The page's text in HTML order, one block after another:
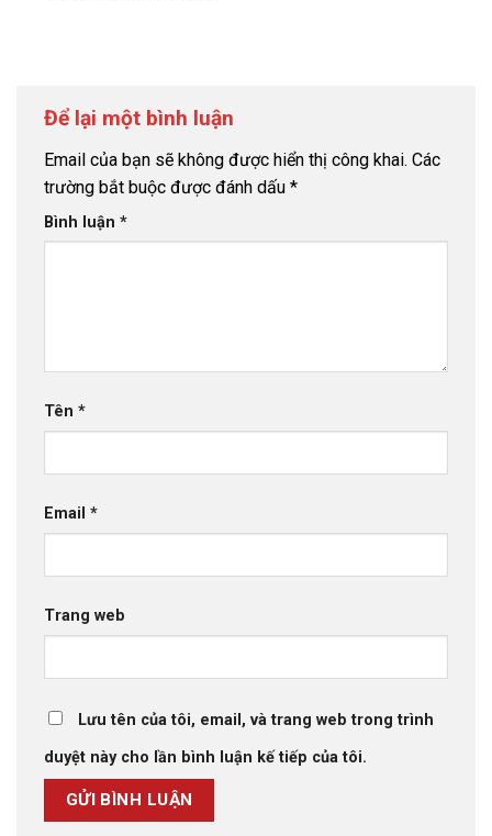
Để lại một bình luận
Email của bạn sẽ không được hiển thị công khai. Các
trường bắt buộc được đánh dấu *
Bình luận *
Tên *
Email *
Trang web
Lưu tên của tôi, email, và trang web trong trình
duyệt này cho lần bình luận kế tiếp của tôi.